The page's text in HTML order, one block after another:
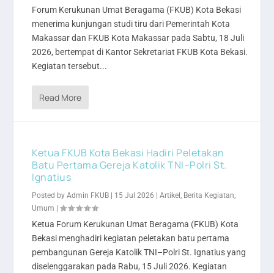
Forum Kerukunan Umat Beragama (FKUB) Kota Bekasi
menerima kunjungan studi tiru dari Pemerintah Kota
Makassar dan FKUB Kota Makassar pada Sabtu, 18 Juli
2026, bertempat di Kantor Sekretariat FKUB Kota Bekasi.
Kegiatan tersebut...
Read More
Ketua FKUB Kota Bekasi Hadiri Peletakan
Batu Pertama Gereja Katolik TNI–Polri St.
Ignatius
Posted byAdmin FKUB 15 Jul 2026 |Artikel, Berita Kegiatan,
Umum
|
Ketua Forum Kerukunan Umat Beragama (FKUB) Kota
Bekasi menghadiri kegiatan peletakan batu pertama
pembangunan Gereja Katolik TNI–Polri St. Ignatius yang
diselenggarakan pada Rabu, 15 Juli 2026. Kegiatan